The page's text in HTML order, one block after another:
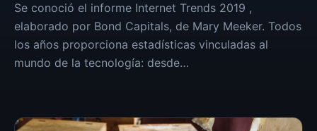
Se conoció el informe Internet Trends 2019 ,
elaborado por Bond Capitals, de Mary Meeker. Todos
los años proporciona estadísticas vinculadas al
mundo de la tecnología: desde…